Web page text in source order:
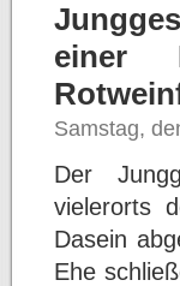
einer
Samstag,
Der
vielerorts
Dasein
Ehe